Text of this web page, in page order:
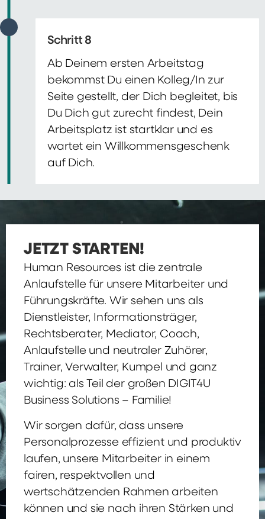
Schritt 8
Ab Deinem ersten Arbeitstag
bekommst Du einen Kolleg/In zur
Seite gestellt, der Dich begleitet, bis
Du Dich gut zurecht findest, Dein
Arbeitsplatz ist startklar und es
wartet ein Willkommensgeschenk
auf Dich.
JETZT STARTEN!
Human Resources ist die zentrale
Anlaufstelle für unsere Mitarbeiter und
Führungskräfte. Wir sehen uns als
Dienstleister, Informationsträger,
Rechtsberater, Mediator, Coach,
Anlaufstelle und neutraler Zuhörer,
Trainer, Verwalter, Kumpel und ganz
wichtig: als Teil der großen DIGIT4U
Business Solutions – Familie!
Wir sorgen dafür, dass unsere
Personalprozesse effizient und produktiv
laufen, unsere Mitarbeiter in einem
fairen, respektvollen und
wertschätzenden Rahmen arbeiten
können und sie nach ihren Stärken und